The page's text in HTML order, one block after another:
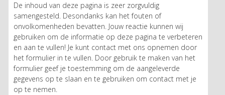
De inhoud van deze pagina is zeer zorgvuldig
samengesteld. Desondanks kan het fouten of
onvolkomenheden bevatten. Jouw reactie kunnen wij
gebruiken om de informatie op deze pagina te verbeteren
en aan te vullen! Je kunt contact met ons opnemen door
het formulier in te vullen. Door gebruik te maken van het
formulier geef je toestemming om de aangeleverde
gegevens op te slaan en te gebruiken om contact met je
op te nemen.